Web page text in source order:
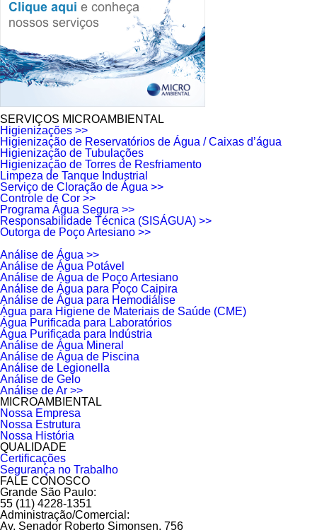
SERVIÇOS MICROAMBIENTAL
Higienizações >>
Higienização de Reservatórios de Água / Caixas d’água
Higienização de Tubulações
Higienização de Torres de Resfriamento
Limpeza de Tanque Industrial
Serviço de Cloração de Água >>
Controle de Cor >>
Programa Água Segura >>
Responsabilidade Técnica (SISÁGUA) >>
Outorga de Poço Artesiano >>
Análise de Água >>
Análise de Água Potável
Análise de Água de Poço Artesiano
Análise de Água para Poço Caipira
Análise de Água para Hemodiálise
Água para Higiene de Materiais de Saúde (CME)
Água Purificada para Laboratórios
Água Purificada para Indústria
Análise de Água Mineral
Análise de Água de Piscina
Análise de Legionella
Análise de Gelo
Análise de Ar >>
MICROAMBIENTAL
Nossa Empresa
Nossa Estrutura
Nossa História
QUALIDADE
Certificações
Segurança no Trabalho
FALE CONOSCO
Grande São Paulo:
55 (11) 4228-1351
Administração/Comercial:
Av. Senador Roberto Simonsen, 756